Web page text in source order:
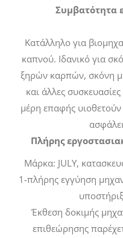
Συμβατότητα
Κατάλληλο για
καπνού. Ιδανικό για
ξηρών καρπών, σκόνη
και άλλες
μέρη επαφής
Πλήρης
Μάρκα: JULY,
1-πλήρης εγγύηση
Έκθεση δοκιμής
επιθεώρησης